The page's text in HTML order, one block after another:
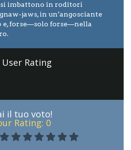
si imbattono in roditori
jaws, in un’angosciante
e, forse—solo forse—nella
Rating
il tuo voto!
Rating: 0